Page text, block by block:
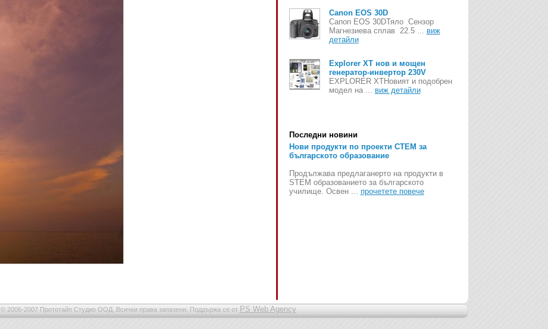
Canon EOS 30D
Canon EOS 30DТяло Сензор
Магнезиева сплав 22.5 ... виж
детайли
Explorer XT нов и мощен
генератор-инвертор 230V
EXPLORER XTНовият и подобрен
модел на ... виж детайли
Последни новини
Нови продукти по проекти СТЕМ за
българското образование
Продължава предлаганерто на продукти в
STEM образованието за българското
училище. Освен ... прочетете повече
© 2006-2007 Прототайп Студио ООД. Всички права запазени. Поддържа се от PS Web Agency